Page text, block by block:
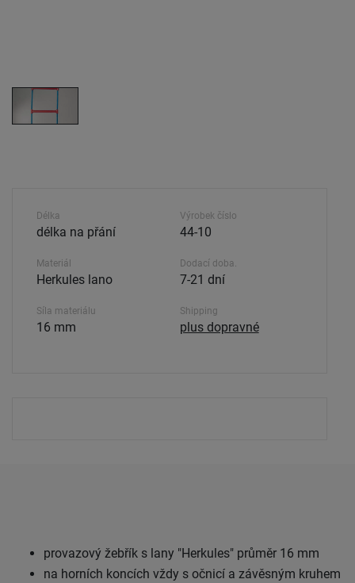
Délka
délka na přání
Materiál
Herkules lano
Síla materiálu
16 mm
Výrobek číslo
44-10
Dodací doba.
7-21 dní
Shipping
plus dopravné
provazový žebřík s lany "Herkules" průměr 16 mm
na horních koncích vždy s očnicí a závěsným kruhem